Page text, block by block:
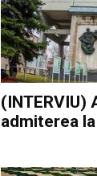
(INTERVIU)
admiterea la